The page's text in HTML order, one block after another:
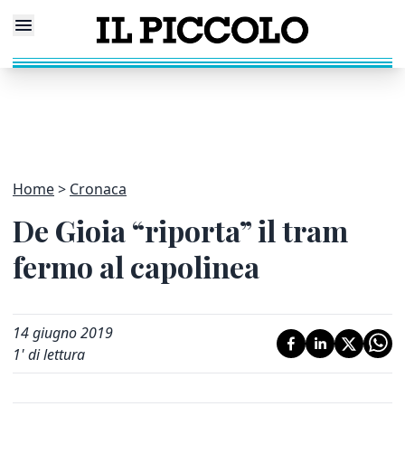
Home Cronaca
De Gioia “riporta” il tram
fermo al capolinea
14 giugno 2019
1' di lettura